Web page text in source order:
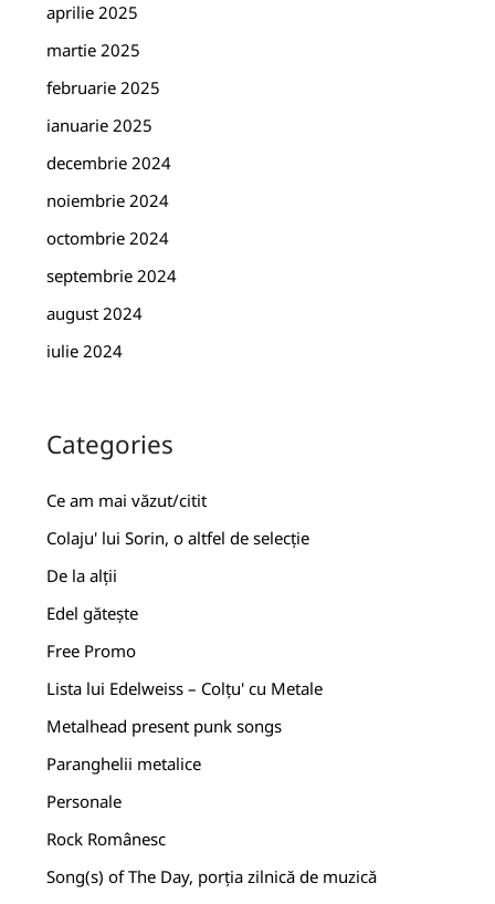
aprilie 2025
martie 2025
februarie 2025
ianuarie 2025
decembrie 2024
noiembrie 2024
octombrie 2024
septembrie 2024
august 2024
iulie 2024
Categories
Ce am mai văzut/citit
Colaju' lui Sorin, o altfel de selecție
De la alții
Edel gătește
Free Promo
Lista lui Edelweiss – Colțu' cu Metale
Metalhead present punk songs
Paranghelii metalice
Personale
Rock Românesc
Song(s) of The Day, porția zilnică de muzică